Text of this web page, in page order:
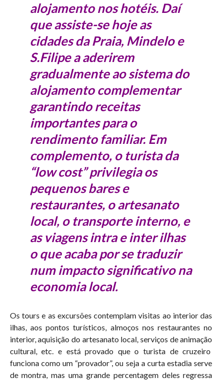
alojamento nos hotéis. Daí
que assiste-se hoje as
cidades da Praia, Mindelo e
S.Filipe a aderirem
gradualmente ao sistema do
alojamento complementar
garantindo receitas
importantes para o
rendimento familiar. Em
complemento, o turista da
“low cost” privilegia os
pequenos bares e
restaurantes, o artesanato
local, o transporte interno, e
as viagens intra e inter ilhas
o que acaba por se traduzir
num impacto significativo na
economia local.
Os tours e as excursões contemplam visitas ao interior das
ilhas, aos pontos turísticos, almoços nos restaurantes no
interior, aquisição do artesanato local, serviços de animação
cultural, etc. e está provado que o turista de cruzeiro
funciona como um “provador”, ou seja a curta estadia serve
de montra, mas uma grande percentagem deles regressa